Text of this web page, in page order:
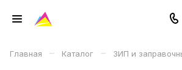
Главная – Каталог – ЗИП и